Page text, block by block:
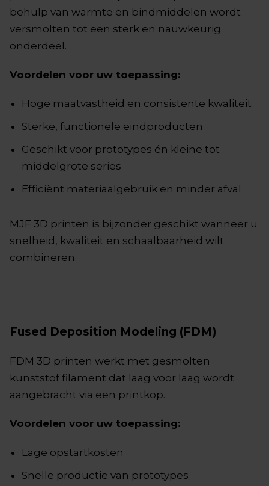
behulp van warmte en bindmiddelen wordt
versmolten tot een sterk en nauwkeurig
onderdeel.
Voordelen voor uw toepassing:
Hoge maatvastheid en consistente kwaliteit
Sterke, functionele eindproducten
Geschikt voor prototypes én kleine tot
middelgrote series
Efficiënt materiaalgebruik en minder afval
MJF 3D printen is bijzonder geschikt wanneer u
snelheid, kwaliteit en schaalbaarheid wilt
combineren.
Fused Deposition Modeling (FDM)
FDM 3D printen werkt met gesmolten
kunststof filament dat laag voor laag wordt
aangebracht via een printkop.
Voordelen voor uw toepassing:
Lage opstartkosten
Snelle productie van prototypes